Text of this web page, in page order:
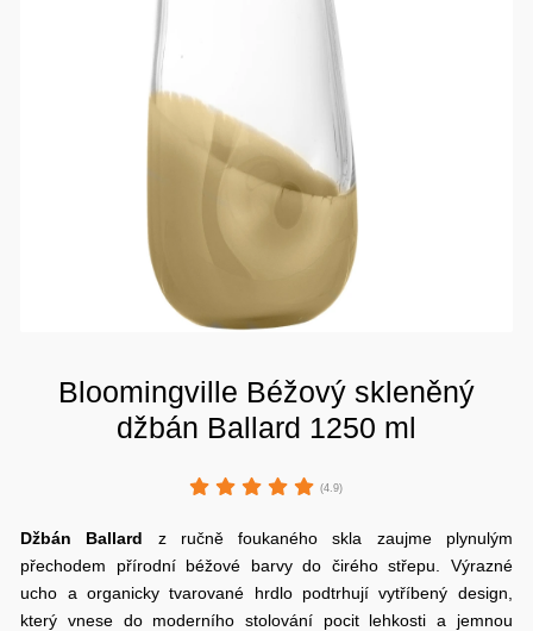
Bloomingville Béžový skleněný
džbán Ballard 1250 ml
(4.9)
Džbán Ballard z ručně foukaného skla zaujme plynulým
přechodem přírodní béžové barvy do čirého střepu. Výrazné
ucho a organicky tvarované hrdlo podtrhují vytříbený design,
který vnese do moderního stolování pocit lehkosti a jemnou